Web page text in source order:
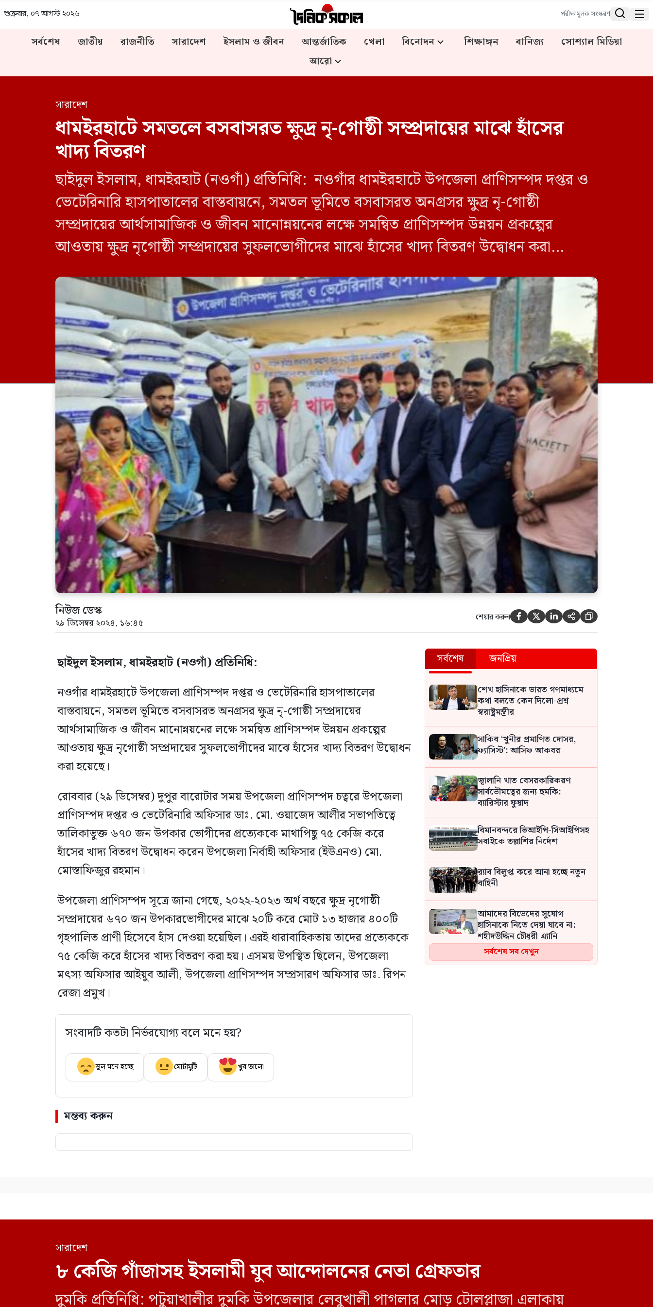
শুক্রবার, ০৭ আগস্ট ২০২৬ পরীক্ষামূলক সংস্করণ  
সর্বশেষ জাতীয় রাজনীতি সারাদেশ ইসলাম ও জীবন আন্তর্জাতিক খেলা বিনোদন শিক্ষাঙ্গন বানিজ্য
সোশ্যাল মিডিয়া
আরো
সারাদেশ
ধামইরহাটে সমতলে বসবাসরত ক্ষুদ্র নৃ-গোষ্ঠী সম্প্রদায়ের মাঝে হাঁসের
খাদ্য বিতরণ
ছাইদুল ইসলাম, ধামইরহাট (নওগাঁ) প্রতিনিধি: নওগাঁর ধামইরহাটে উপজেলা প্রাণিসম্পদ দপ্তর ও
ভেটেরিনারি হাসপাতালের বাস্তবায়নে, সমতল ভূমিতে বসবাসরত অনগ্রসর ক্ষুদ্র নৃ-গোষ্ঠী
সম্প্রদায়ের আর্থসামাজিক ও জীবন মানোন্নয়নের লক্ষে সমন্বিত প্রাণিসম্পদ উন্নয়ন প্রকল্পের
আওতায় ক্ষুদ্র নৃগোষ্ঠী সম্প্রদায়ের সুফলভোগীদের মাঝে হাঁসের খাদ্য বিতরণ উদ্বোধন করা
প্রাণিসম্পদ দপ্তর ও […]
নিউজ ডেস্ক
২৯ ডিসেম্বর ২০২৪, ১৬:৪৫ শেয়ার করুন     
ছাইদুল ইসলাম, ধামইরহাট (নওগাঁ) প্রতিনিধি:
নওগাঁর ধামইরহাটে উপজেলা প্রাণিসম্পদ দপ্তর ও ভেটেরিনারি হাসপাতালের
বাস্তবায়নে, সমতল ভূমিতে বসবাসরত অনগ্রসর ক্ষুদ্র নৃ-গোষ্ঠী সম্প্রদায়ের
আর্থসামাজিক ও জীবন মানোন্নয়নের লক্ষে সমন্বিত প্রাণিসম্পদ উন্নয়ন প্রকল্পের
আওতায় ক্ষুদ্র নৃগোষ্ঠী সম্প্রদায়ের সুফলভোগীদের মাঝে হাঁসের খাদ্য বিতরণ উদ্বোধন
করা হয়েছে।
রোববার (২৯ ডিসেম্বর) দুপুর বারোটার সময় উপজেলা প্রাণিসম্পদ চত্বরে উপজেলা
প্রাণিসম্পদ দপ্তর ও ভেটেরিনারি অফিসার ডাঃ. মো. ওয়াজেদ আলীর সভাপতিত্বে
তালিকাভুক্ত ৬৭০ জন উপকার ভোগীদের প্রত্যেককে মাথাপিছু ৭৫ কেজি করে
হাঁসের খাদ্য বিতরণ উদ্বোধন করেন উপজেলা নির্বাহী অফিসার (ইউএনও) মো.
মোস্তাফিজুর রহমান।
উপজেলা প্রাণিসম্পদ সূত্রে জানা গেছে, ২০২২-২০২৩ অর্থ বছরে ক্ষুদ্র নৃগোষ্ঠী
সম্প্রদায়ের ৬৭০ জন উপকারভোগীদের মাঝে ২০টি করে মোট ১৩ হাজার ৪০০টি
গৃহপালিত প্রাণী হিসেবে হাঁস দেওয়া হয়েছিল। এরই ধারাবাহিকতায় তাদের প্রত্যেককে
৭৫ কেজি করে হাঁসের খাদ্য বিতরণ করা হয়। এসময় উপস্থিত ছিলেন, উপজেলা
মৎস্য অফিসার আইয়ুব আলী, উপজেলা প্রাণিসম্পদ সম্প্রসারণ অফিসার ডাঃ. রিপন
রেজা প্রমুখ।
সংবাদটি কতটা নির্ভরযোগ্য বলে মনে হয়?
ভুল মনে হচ্ছে মোটামুটি খুব ভালো
মন্তব্য করুন
সর্বশেষ জনপ্রিয়
শেখ হাসিনাকে ভারত গণমাধ্যমে
কথা বলতে কেন দিলো-প্রশ্ন
স্বরাষ্ট্রমন্ত্রীর
সাকিব ‘খুনীর প্রমাণিত দোসর,
ফ্যাসিস্ট’: আসিফ আকবর
জ্বালানি খাত বেসরকারিকরণ
সার্বভৌমত্বের জন্য হুমকি:
ব্যারিস্টার ফুয়াদ
বিমানবন্দরে ভিআইপি-সিআইপিসহ
সবাইকে তল্লাশির নির্দেশ
র‍্যাব বিলুপ্ত করে আনা হচ্ছে নতুন
বাহিনী
আমাদের বিভেদের সুযোগ
হাসিনাকে নিতে দেয়া যাবে না:
শহীদউদ্দিন চৌধুরী এ্যানি
এনসিপির পরিণতিও ফ্রিডম পার্টির
জিয়ানগরে ফেরিঘাটে দুর্ঘটনা,
মদনে জাসাসের কর্মী সম্মেলন
অনুষ্ঠিত
সর্বশেষ সব দেখুন
সারাদেশ
৮ কেজি গাঁজাসহ ইসলামী যুব আন্দোলনের নেতা গ্রেফতার
দুমকি প্রতিনিধি: পটুয়াখালীর দুমকি উপজেলার লেবুখালী পাগলার মোড় টোলপ্লাজা এলাকায়